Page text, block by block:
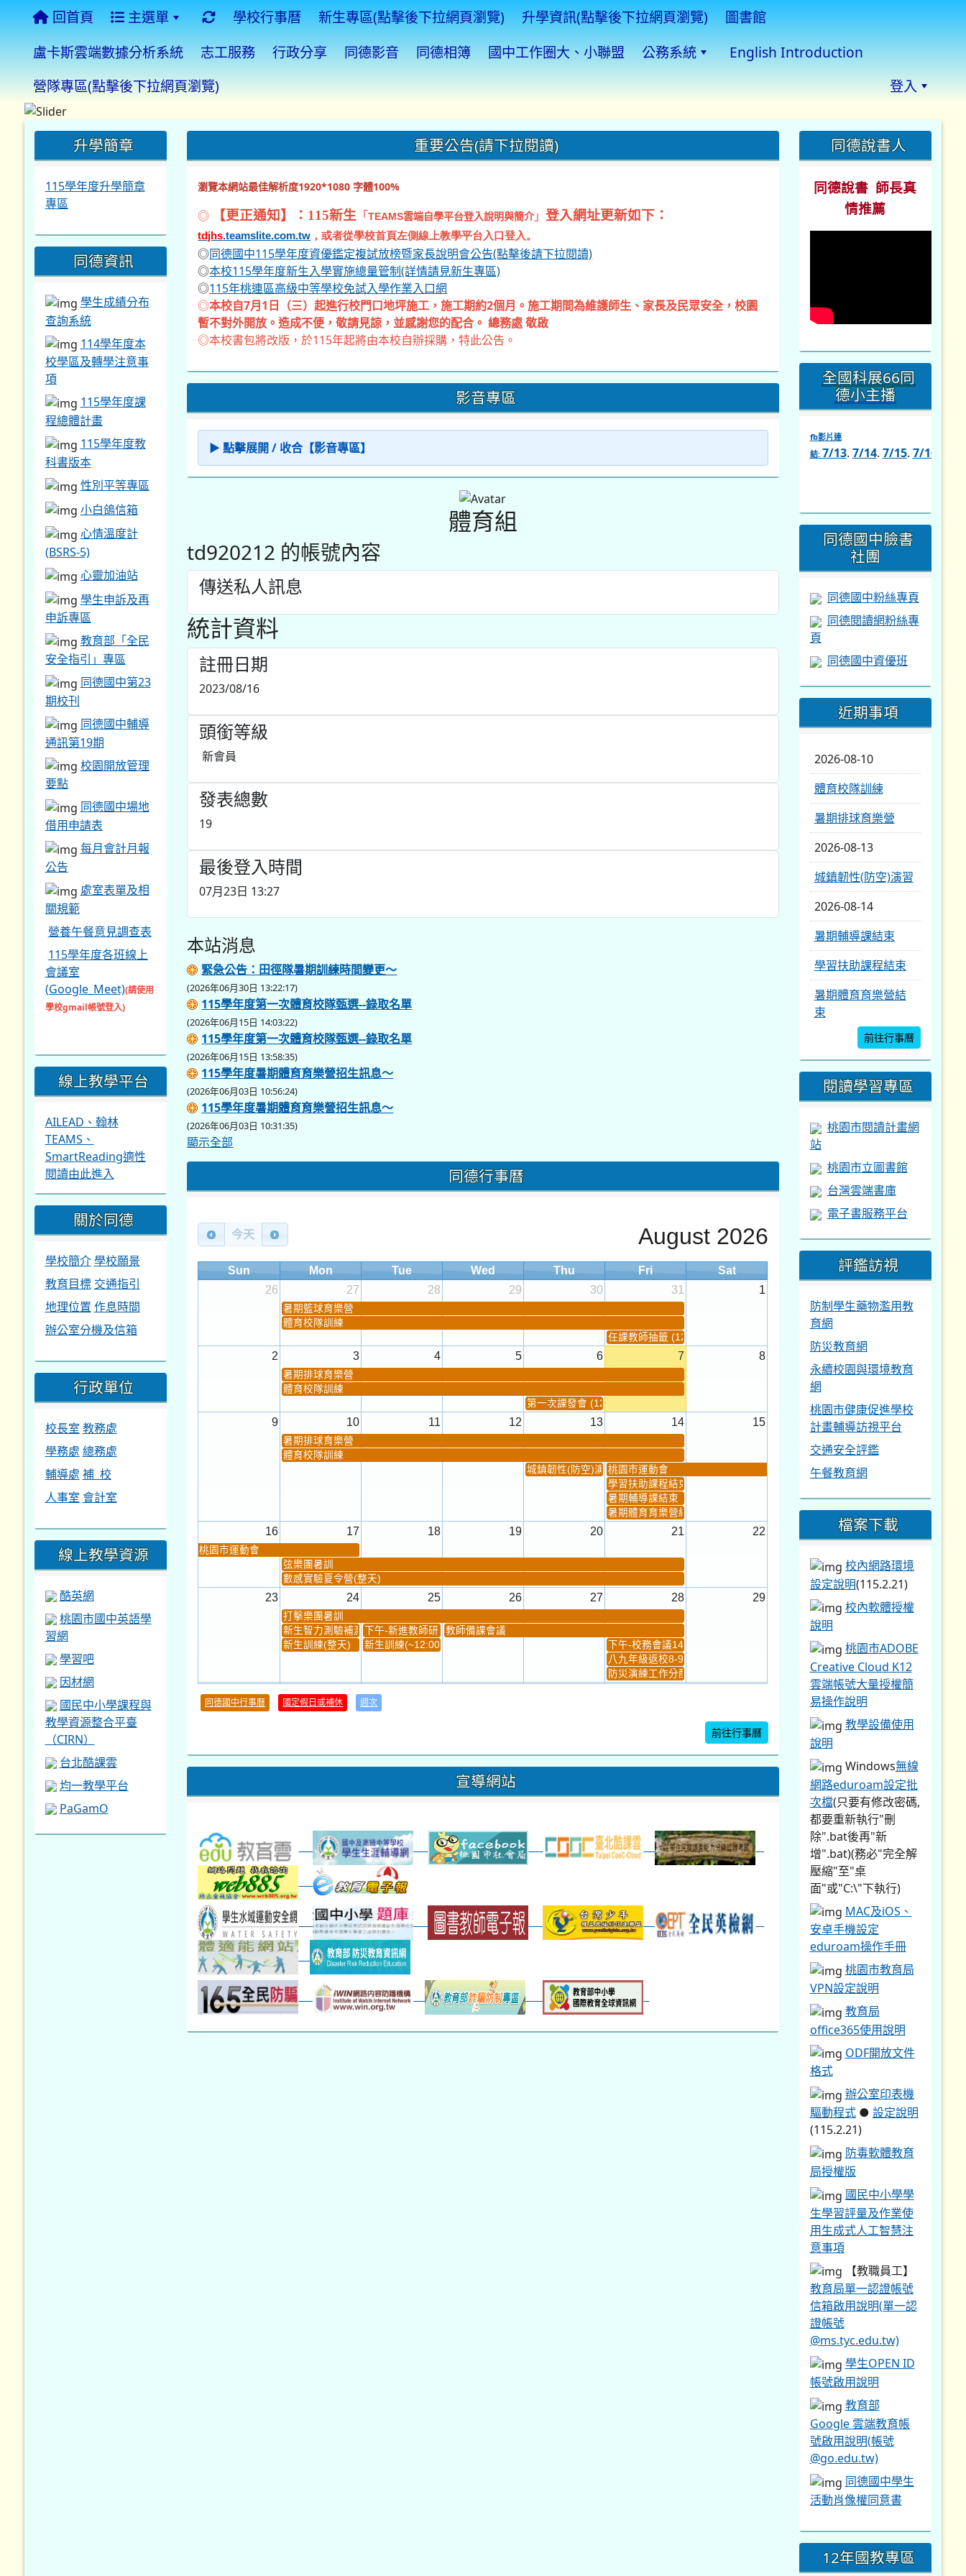
回首頁 主選單 學校行事曆 新生專區(點擊後下拉網頁瀏覽) 升學資訊(點擊後下拉網頁瀏覽)
圖書館
盧卡斯雲端數據分析系統
志工服務 行政分享 同德影音 同德相簿 國中工作圈大、小聯盟 公務系統
English Introduction
營隊專區(點擊後下拉網頁瀏覽)
登入
重要公告(請下拉閱讀)
瀏覽本網站最佳解析度1920*1080 字體100%
◎ 【更正通知】：115新生 「TEAMS雲端自學平台登入說明與簡介」登入網址更新如下：
tdjhs.teamslite.com.tw ，或者從學校首頁左側線上教學平台入口登入。
◎同德國中115學年度資優鑑定複試放榜暨家長說明會公告(點擊後請下拉閱讀)
◎本校115學年度新生入學實施總量管制(詳情請見新生專區)
◎115年桃連區高級中等學校免試入學作業入口網
◎本校自7月1日（三）起進行校門口地坪施工，施工期約2個月。施工期間為維護師生、家長及民眾安全，校園
暫不對外開放。造成不便，敬請見諒，並感謝您的配合。 總務處 敬啟
◎本校書包將改版，於115年起將由本校自辦採購，特此公告。
影音專區
▶ 點擊展開 / 收合【影音專區】
體育組
td920212 的帳號內容
傳送私人訊息
統計資料
註冊日期
2023/08/16
頭銜等級
新會員
發表總數
19
最後登入時間
07月23日 13:27
本站消息
緊急公告：田徑隊暑期訓練時間變更～
(2026年06月30日 13:22:17)
115學年度第一次體育校隊甄選--錄取名單
(2026年06月15日 14:03:22)
115學年度第一次體育校隊甄選--錄取名單
(2026年06月15日 13:58:35)
115學年度暑期體育育樂營招生訊息～
(2026年06月03日 10:56:24)
115學年度暑期體育育樂營招生訊息～
(2026年06月03日 10:31:35)
顯示全部
同德行事曆
今天 August 2026
Sun Mon Tue Wed Thu Fri
Sat
26
27 28 29 30 31 1
暑期籃球育樂營
體育校隊訓練
任課教師抽籤 (12:30~)...
2 3 4 5 6 7 8
暑期排球育樂營
體育校隊訓練
第一次課發會 (12:30~)
9 10 11 12 13 14 15
暑期排球育樂營
體育校隊訓練
城鎮韌性(防空)演習桃園市運動會
學習扶助課程結束
暑期輔導課結束
暑期體育育樂營結束
16 17 18 19 20 21 22
桃園市運動會
弦樂團暑訓
數感實驗夏令營(整天)
23 24 25 26 27 28 29
打擊樂團暑訓
新生智力測驗補測(...下午-新進教師研習教師備課會議
新生訓練(整天)
新生訓練(~12:00)
下午-校務會議14:00-16...
八九年級返校8-9
防災演練工作分配及...
30 31
本週_健康檢查週 各班器材負責人訓練發放班級書箱及晨讀...
本週_新書展
班週
第一週
超額比序暨免試入學...
同德國中行事曆 國定假日或補休 週次
前往行事曆
宣導網站
::: 升學簡章
115學年度升學簡章
專區
同德資訊
學生成績分布
查詢系統
114學年度本
校學區及轉學注意事
項
115學年度課
程總體計畫
115學年度教
科書版本
性別平等專區
小白鴿信箱
心情溫度計
(BSRS-5)
心靈加油站
學生申訴及再
申訴專區
教育部「全民
安全指引」專區
同德國中第23
期校刊
同德國中輔導
通訊第19期
校園開放管理
要點
同德國中場地
借用申請表
每月會計月報
公告
處室表單及相
關規範
營養午餐意見調查表
115學年度各班線上
會議室
(Google_Meet)(請使用
學校gmail帳號登入)
線上教學平台
AILEAD、翰林
TEAMS、
SmartReading適性
閱讀由此進入
關於同德
學校簡介 學校願景
教育目標 交通指引
地理位置 作息時間
辦公室分機及信箱
行政單位
校長室 教務處
學務處 總務處
輔導處 補 校
人事室 會計室
線上教學資源
酷英網
桃園市國中英語學
習網
學習吧
因材網
國民中小學課程與
教學資源整合平臺
（CIRN）
台北酷課雲
均一教學平台
PaGamO
::: 同德說書人
同德說書 師長真
情推薦
全國科展66同
德小主播
fb影片連
結: 7/13. 7/14. 7/15. 7/16
https://www.facebook.com/
同德國中臉書
社團
同德國中粉絲專頁
同德閱讀網粉絲專
頁
同德國中資優班
近期事項
2026-08-10
體育校隊訓練
暑期排球育樂營
2026-08-13
城鎮韌性(防空)演習
2026-08-14
暑期輔導課結束
學習扶助課程結束
暑期體育育樂營結
束
前往行事曆
閱讀學習專區
桃園市閱讀計畫網
站
桃園市立圖書館
台灣雲端書庫
電子書服務平台
評鑑訪視
防制學生藥物濫用教
育網
防災教育網
永續校園與環境教育
網
桃園市健康促進學校
計畫輔導訪視平台
交通安全評鑑
午餐教育網
檔案下載
校內網路環境
設定說明(115.2.21)
校內軟體授權
說明
桃園市ADOBE
Creative Cloud K12
雲端帳號大量授權簡
易操作說明
教學設備使用
說明
Windows無線
網路eduroam設定批
次檔(只要有修改密碼,
都要重新執行"刪
除".bat後再"新
增".bat)(務必"完全解
壓縮"至"桌
面"或"C:\"下執行)
MAC及iOS、
安卓手機設定
eduroam操作手冊
桃園市教育局
VPN設定說明
教育局
office365使用說明
ODF開放文件
格式
辦公室印表機
驅動程式● 設定說明
(115.2.21)
防毒軟體教育
局授權版
國民中小學學
生學習評量及作業使
用生成式人工智慧注
意事項
【教職員工】
教育局單一認證帳號
信箱啟用說明(單一認
證帳號
@ms.tyc.edu.tw)
學生OPEN ID
帳號啟用說明
教育部
Google 雲端教育帳
號啟用說明(帳號
@go.edu.tw)
同德國中學生
活動肖像權同意書
12年國教專區